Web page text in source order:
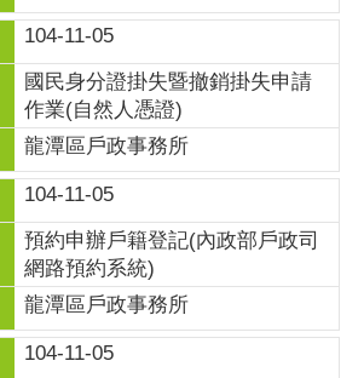
104-11-05
國民身分證掛失暨撤銷掛失申請
作業(自然人憑證)
龍潭區戶政事務所
104-11-05
預約申辦戶籍登記(內政部戶政司
網路預約系統)
龍潭區戶政事務所
104-11-05